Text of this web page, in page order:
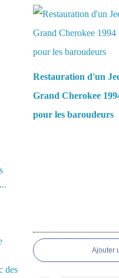
des
Restauration d'un
Grand Cherokee
pour les baroudeurs
Ajouter